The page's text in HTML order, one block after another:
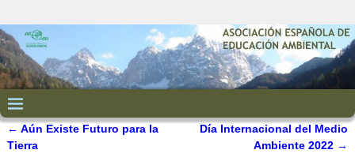
Navegación de entradas
← Aún Existe Futuro para la
Tierra
Día Internacional del Medio
Ambiente 2022 →